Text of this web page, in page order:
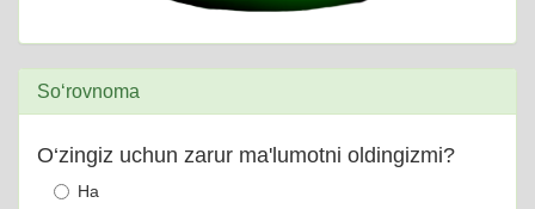
So‘rovnoma
O‘zingiz uchun zarur ma'lumotni oldingizmi?
Ha